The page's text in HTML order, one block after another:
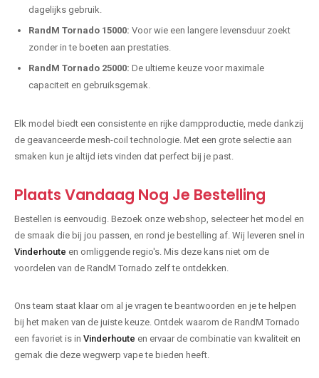
dagelijks gebruik.
RandM Tornado 15000: Voor wie een langere levensduur zoekt
zonder in te boeten aan prestaties.
RandM Tornado 25000: De ultieme keuze voor maximale
capaciteit en gebruiksgemak.
Elk model biedt een consistente en rijke dampproductie, mede dankzij
de geavanceerde mesh-coil technologie. Met een grote selectie aan
smaken kun je altijd iets vinden dat perfect bij je past.
Plaats Vandaag Nog Je Bestelling
Bestellen is eenvoudig. Bezoek onze webshop, selecteer het model en
de smaak die bij jou passen, en rond je bestelling af. Wij leveren snel in
Vinderhoute en omliggende regio's. Mis deze kans niet om de
voordelen van de RandM Tornado zelf te ontdekken.
Ons team staat klaar om al je vragen te beantwoorden en je te helpen
bij het maken van de juiste keuze. Ontdek waarom de RandM Tornado
een favoriet is in Vinderhoute en ervaar de combinatie van kwaliteit en
gemak die deze wegwerp vape te bieden heeft.